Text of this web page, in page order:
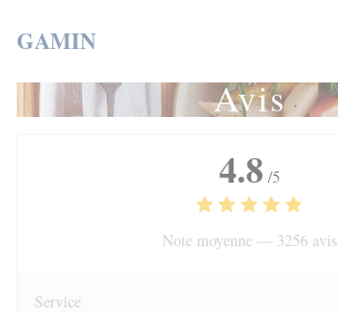
GAMIN
Avis
4.8 /5
Note moyenne — 3256 avis
Service